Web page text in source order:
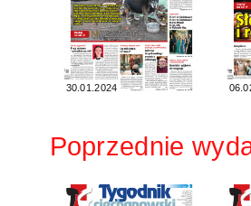
30.01.2024
Poprzednie